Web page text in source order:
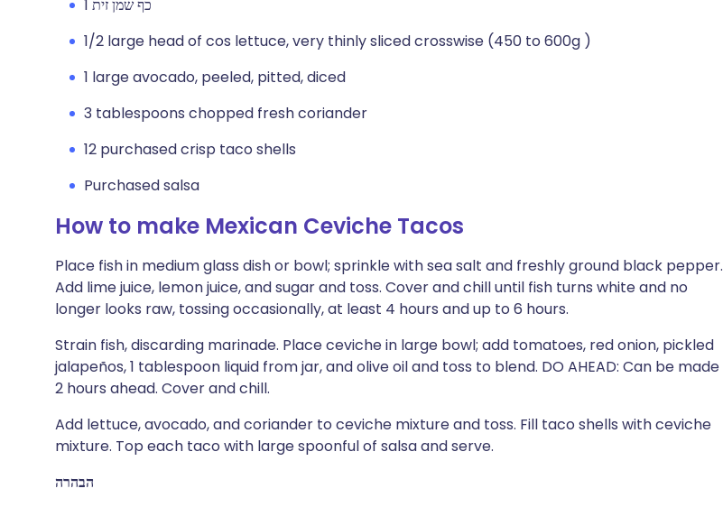
1 כף שמן זית
1/2 large head of cos lettuce, very thinly sliced crosswise (450 to 600g )
1 large avocado, peeled, pitted, diced
3 tablespoons chopped fresh coriander
12 purchased crisp taco shells
Purchased salsa
How to make Mexican Ceviche Tacos
Place fish in medium glass dish or bowl; sprinkle with sea salt and freshly ground black pepper.
Add lime juice, lemon juice, and sugar and toss. Cover and chill until fish turns white and no
longer looks raw, tossing occasionally, at least 4 hours and up to 6 hours.
Strain fish, discarding marinade. Place ceviche in large bowl; add tomatoes, red onion, pickled
jalapeños, 1 tablespoon liquid from jar, and olive oil and toss to blend. DO AHEAD: Can be made
2 hours ahead. Cover and chill.
Add lettuce, avocado, and coriander to ceviche mixture and toss. Fill taco shells with ceviche
mixture. Top each taco with large spoonful of salsa and serve.
הבהרה